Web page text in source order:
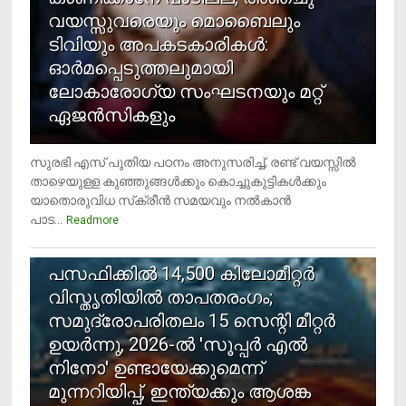
വയസ്സുവരെയും മൊബൈലും
ടിവിയും അപകടകാരികള്‍:
ഓര്‍മപ്പെടുത്തലുമായി
ലോകാരോഗ്യ സംഘടനയും മറ്റ്
ഏജന്‍സികളും
സുരഭി എസ് പുതിയ പഠനം അനുസരിച്ച്, രണ്ട് വയസ്സില്‍
താഴെയുള്ള കുഞ്ഞുങ്ങള്‍ക്കും കൊച്ചുകുട്ടികള്‍ക്കും
യാതൊരുവിധ സ്‌ക്രീന്‍ സമയവും നല്‍കാന്‍
പാട... Readmore
പസഫിക്കില്‍ 14,500 കിലോമീറ്റര്‍
വിസ്തൃതിയില്‍ താപതരംഗം;
സമുദ്രോപരിതലം 15 സെന്റി മീറ്റര്‍
ഉയര്‍ന്നു, 2026-ല്‍ 'സൂപ്പര്‍ എല്‍
നിനോ' ഉണ്ടായേക്കുമെന്ന്
മുന്നറിയിപ്പ്, ഇന്ത്യക്കും ആശങ്ക